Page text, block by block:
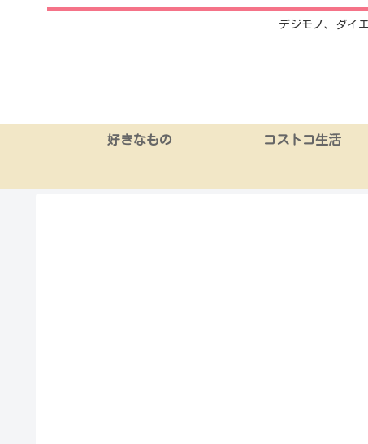
デジモノ、ダイ
好きなもの コストコ生活